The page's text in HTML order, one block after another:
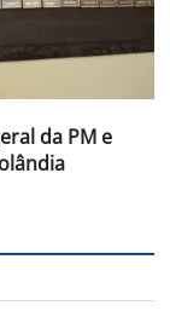
da PM e